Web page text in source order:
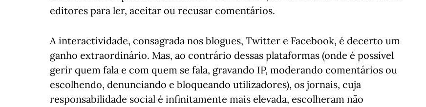
editores para ler, aceitar ou recusar comentários.
A interactividade, consagrada nos blogues, Twitter e Facebook, é decerto um
ganho extraordinário. Mas, ao contrário dessas plataformas (onde é possível
gerir quem fala e com quem se fala, gravando IP, moderando comentários ou
escolhendo, denunciando e bloqueando utilizadores), os jornais, cuja
responsabilidade social é infinitamente mais elevada, escolheram não